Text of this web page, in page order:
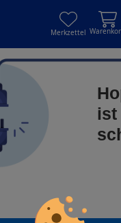
Merkzettel
ist